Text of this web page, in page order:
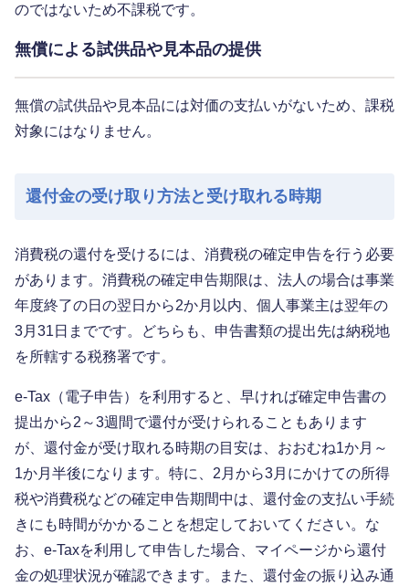
のではないため不課税です。
無償による試供品や見本品の提供
無償の試供品や見本品には対価の支払いがないため、課税
対象にはなりません。
還付金の受け取り方法と受け取れる時期
消費税の還付を受けるには、消費税の確定申告を行う必要
があります。消費税の確定申告期限は、法人の場合は事業
年度終了の日の翌日から2か月以内、個人事業主は翌年の
3月31日までです。どちらも、申告書類の提出先は納税地
を所轄する税務署です。
e-Tax（電子申告）を利用すると、早ければ確定申告書の
提出から2～3週間で還付が受けられることもあります
が、還付金が受け取れる時期の目安は、おおむね1か月～
1か月半後になります。特に、2月から3月にかけての所得
税や消費税などの確定申告期間中は、還付金の支払い手続
きにも時間がかかることを想定しておいてください。な
お、e-Taxを利用して申告した場合、マイページから還付
金の処理状況が確認できます。また、還付金の振り込み通